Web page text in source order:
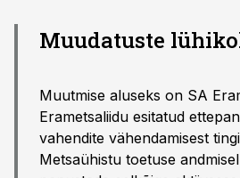
Muudatuste
Muutmise aluseks on SA
Erametsaliidu esitatud
vahendite vähendamisest
Metsaühistu toetuse